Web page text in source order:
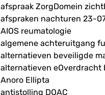
afspraak ZorgDomein
afspraken nachturen 23-
AIOS reumatologie
algemene achteruitgang
alternatieven beveiligde
alternatieven
Anoro Ellipta
antistolling DOAC